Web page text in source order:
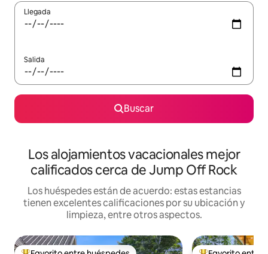
Llegada
Salida
Buscar
Los alojamientos vacacionales mejor
calificados cerca de Jump Off Rock
Los huéspedes están de acuerdo: estas estancias
tienen excelentes calificaciones por su ubicación y
limpieza, entre otros aspectos.